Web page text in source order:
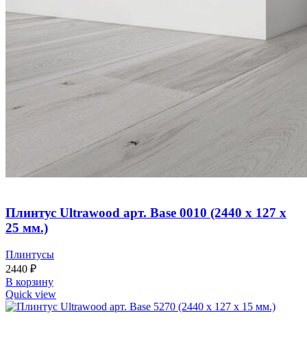
Плинтус Ultrawood арт. Base 0010 (2440 x 127 x
25 мм.)
Плинтусы
2440 ₽
В корзину
Quick view